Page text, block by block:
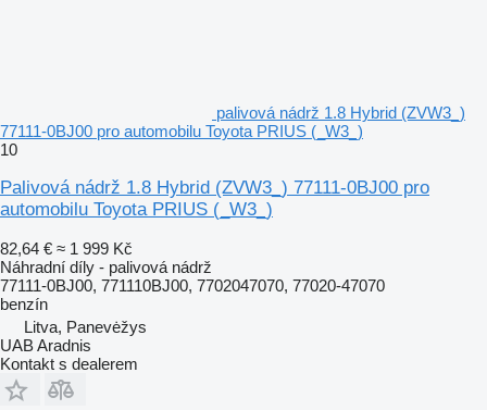
palivová nádrž 1.8 Hybrid (ZVW3_)
77111-0BJ00 pro automobilu Toyota PRIUS (_W3_)
10
Palivová nádrž 1.8 Hybrid (ZVW3_) 77111-0BJ00 pro
automobilu Toyota PRIUS (_W3_)
82,64 € ≈ 1 999 Kč
Náhradní díly - palivová nádrž
77111-0BJ00, 771110BJ00, 7702047070, 77020-47070
benzín
Litva, Panevėžys
UAB Aradnis
Kontakt s dealerem